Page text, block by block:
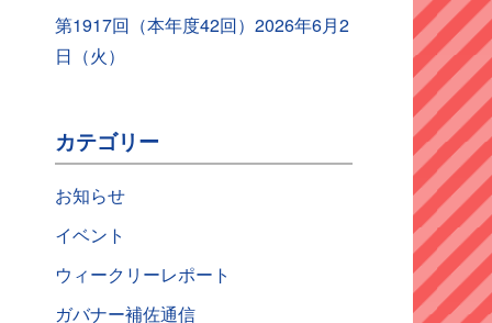
第1917回（本年度42回）2026年6月2
日（火）
カテゴリー
お知らせ
イベント
ウィークリーレポート
ガバナー補佐通信